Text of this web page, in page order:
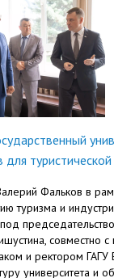
отпуска
Фальков в
туризма и
совместно с
и ректором ГАГУ
университета и